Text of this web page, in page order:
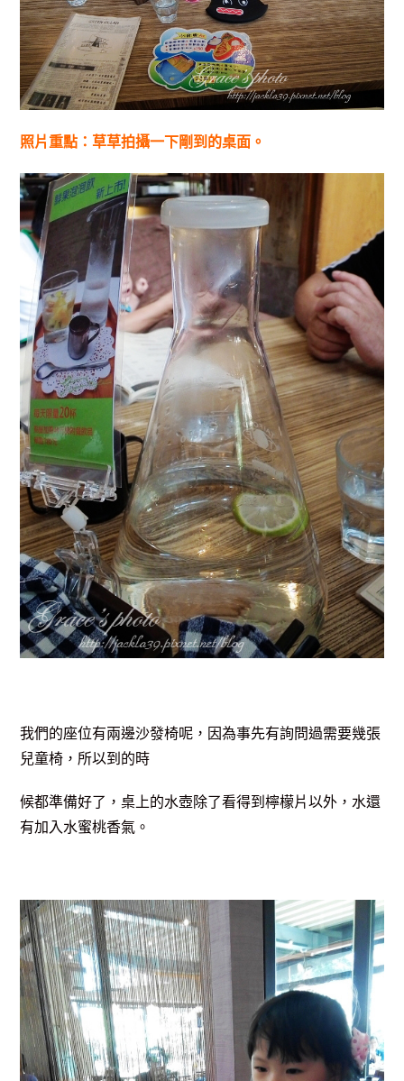
照片重點：草草拍攝一下剛到的桌面。
我們的座位有兩邊沙發椅呢，因為事先有詢問過需要幾張
兒童椅，所以到的時
候都準備好了，桌上的水壺除了看得到檸檬片以外，水還
有加入水蜜桃香氣。